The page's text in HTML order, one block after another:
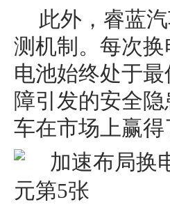
此外，睿蓝
测机制。每次
电池始终处于
障引发的安全
车在市场上赢